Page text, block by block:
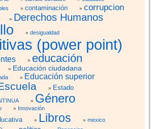
contaminación
corrupcion
Derechos Humanos
desigualdad
(power point)
educación
Educación ciudadana
Educación superior
Estado
Género
Innovación
Libros mexico